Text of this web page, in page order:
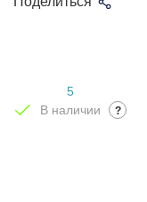
5
В наличии
?